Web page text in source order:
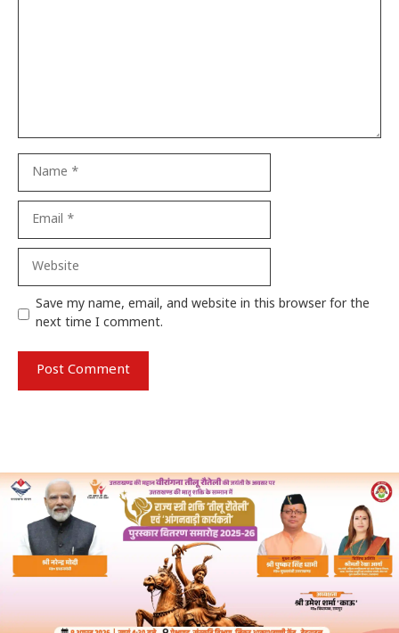
Website
Save my name, email, and website in this browser for the
next time I comment.